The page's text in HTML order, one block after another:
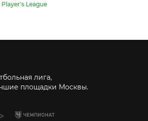
Player's League
лига,
площадки Москвы.